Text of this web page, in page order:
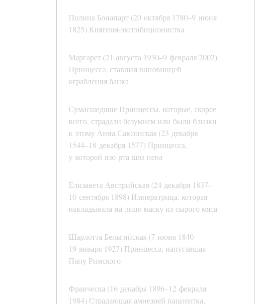
Полина Бонапарт (20 октября 1780–9 июня
1825) Княгиня-эксгибиционистка
Маргарет (21 августа 1930–9 февраля 2002)
Принцесса, ставшая виновницей
ограбления банка
Сумасшедшие Принцессы, которые, скорее
всего, страдали безумием или были близки
к этому Анна Саксонская (23 декабря
1544–18 декабря 1577) Принцесса,
у которой изо рта шла пена
Елизавета Австрийская (24 декабря 1837–
10 сентября 1898) Императрица, которая
накладывала на лицо маску из сырого мяса
Шарлотта Бельгийская (7 июня 1840–
19 января 1927) Принцесса, напугавшая
Папу Римского
Франческа (16 декабря 1896–12 февраля
1984) Страдающая амнезией пациентка,